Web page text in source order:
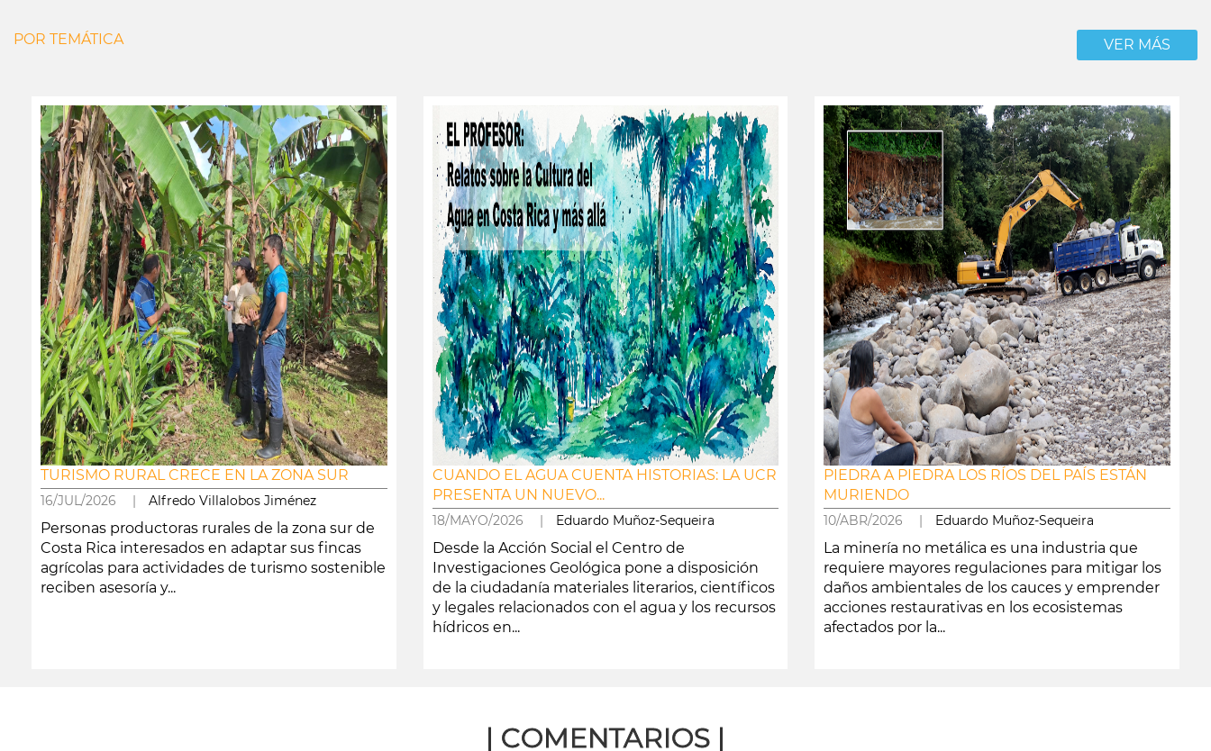
POR TEMÁTICA VER MÁS
TURISMO RURAL CRECE EN LA ZONA SUR
16/JUL/2026 | Alfredo Villalobos Jiménez
Personas productoras rurales de la zona sur de
Costa Rica interesados en adaptar sus fincas
agrícolas para actividades de turismo sostenible
reciben asesoría y...
CUANDO EL AGUA CUENTA HISTORIAS: LA UCR
PRESENTA UN NUEVO...
18/MAYO/2026 | Eduardo Muñoz-Sequeira
Desde la Acción Social el Centro de
Investigaciones Geológica pone a disposición
de la ciudadanía materiales literarios, científicos
y legales relacionados con el agua y los recursos
hídricos en...
PIEDRA A PIEDRA LOS RÍOS DEL PAÍS ESTÁN
MURIENDO
10/ABR/2026 | Eduardo Muñoz-Sequeira
La minería no metálica es una industria que
requiere mayores regulaciones para mitigar los
daños ambientales de los cauces y emprender
acciones restaurativas en los ecosistemas
afectados por la...
| COMENTARIOS |